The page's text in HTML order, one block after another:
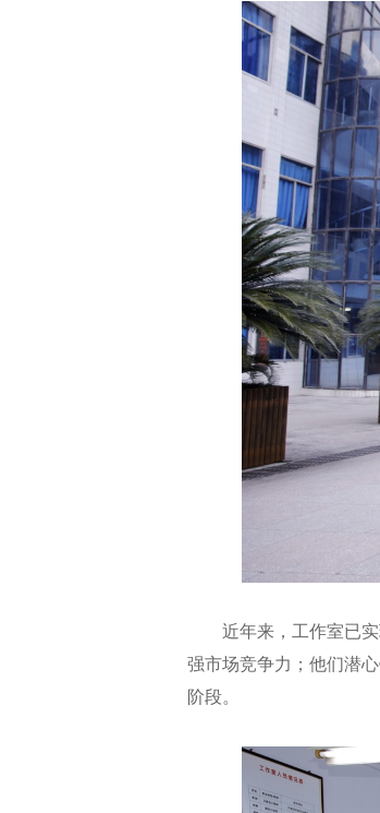
近年来，工作室已
强市场竞争力；他们潜
阶段。